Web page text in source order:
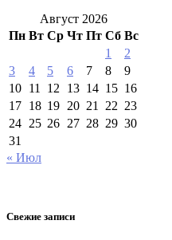
Август 2026
Пн Вт Ср Чт Пт Сб Вс
1
2
3
4 5 6 7 8
9
10 11 12 13 14 15 16
17 18 19 20 21 22 23
24 25 26 27 28 29 30
31
« Июл
Свежие записи